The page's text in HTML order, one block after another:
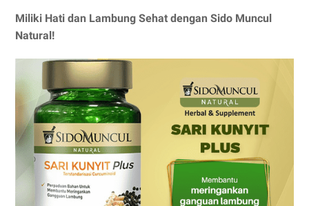
Miliki Hati dan Lambung Sehat dengan Sido Muncul
Natural!